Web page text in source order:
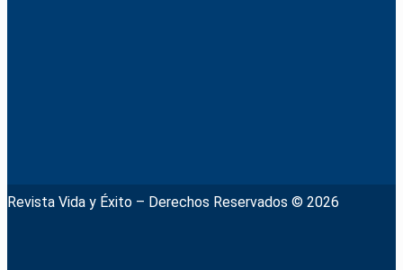
Revista Vida y Éxito – Derechos Reservados © 2026